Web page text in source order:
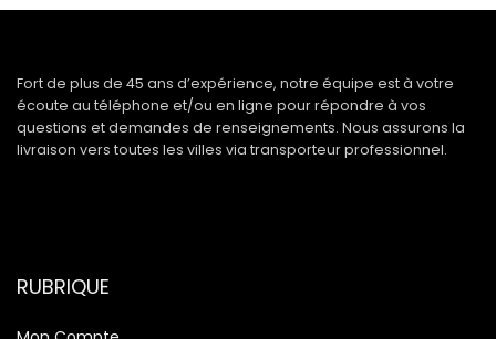
Fort de plus de 45 ans d’expérience, notre équipe est à votre
écoute au téléphone et/ou en ligne pour répondre à vos
questions et demandes de renseignements. Nous assurons la
livraison vers toutes les villes via transporteur professionnel.
RUBRIQUE